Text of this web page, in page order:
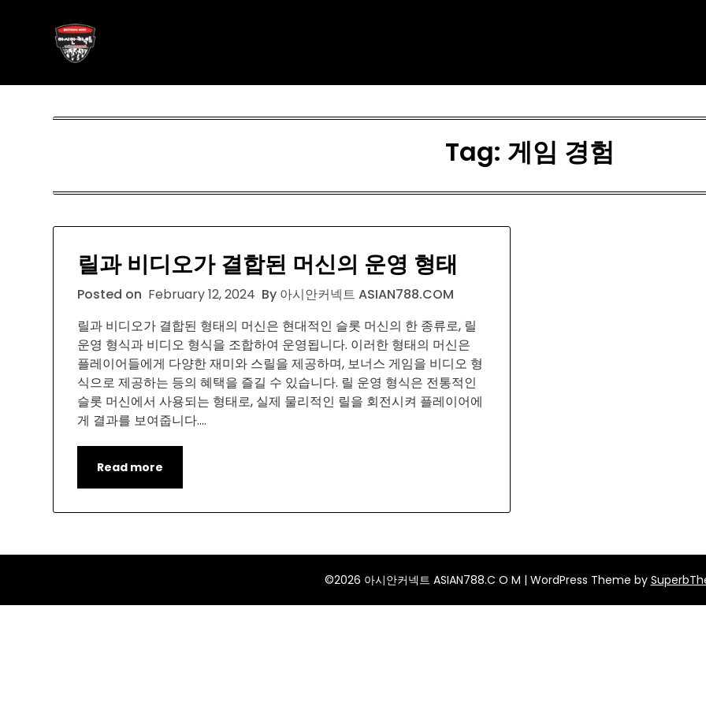
Tag: 게임 경험
릴과 비디오가 결합된 머신의 운영 형태
Posted on February 12, 2024 By 아시안커넥트 ASIAN788.COM
릴과 비디오가 결합된 형태의 머신은 현대적인 슬롯 머신의 한 종류로, 릴
운영 형식과 비디오 형식을 조합하여 운영됩니다. 이러한 형태의 머신은
플레이어들에게 다양한 재미와 스릴을 제공하며, 보너스 게임을 비디오 형
식으로 제공하는 등의 혜택을 즐길 수 있습니다. 릴 운영 형식은 전통적인
슬롯 머신에서 사용되는 형태로, 실제 물리적인 릴을 회전시켜 플레이어에
게 결과를 보여줍니다….
Read more
©2026 아시안커넥트 ASIAN788.C O M | WordPress Theme by